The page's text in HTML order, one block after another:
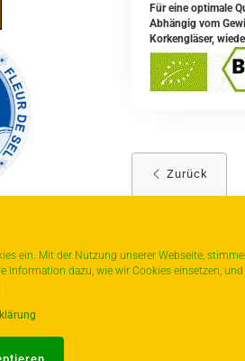
ein. Mit der Nutzung unserer Webseite,
Information dazu, wie wir Cookies einsetzen, und
Für eine optimale
Abhängig vom
Korkengläser,
Zurück
Deutschlands,